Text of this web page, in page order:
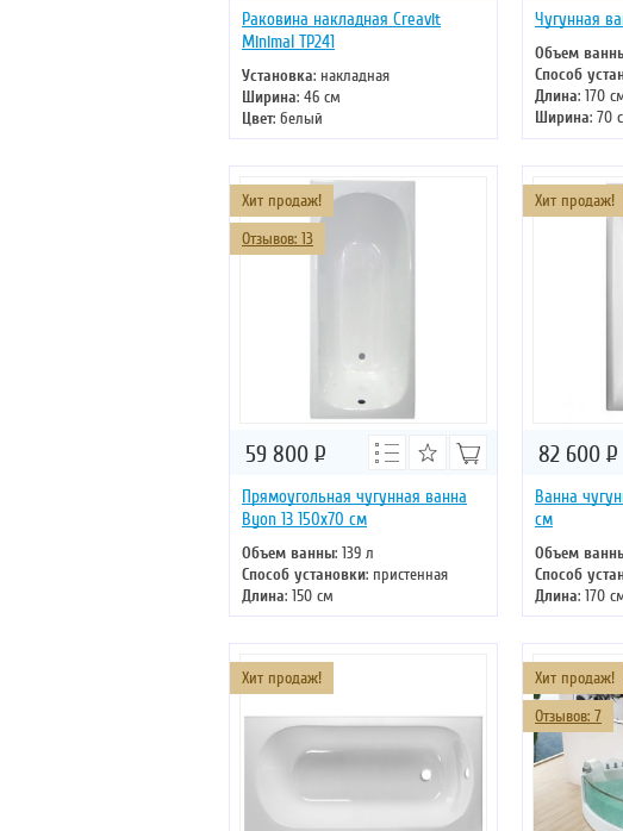
Раковина накладная Creavit
Minimal TP241
Установка: накладная
Ширина: 46 см
Цвет: белый
Форма: круглая
Материал: санфаянс
Чугунная
Объем
Способ
Длина: 170
Ширина: 70
Цвет: белый
Хит продаж!
Отзывов: 13
Прямоугольная чугунная ванна
Byon 13 150x70 см
Объем ванны: 139 л
Способ установки: пристенная
Длина: 150 см
Ширина: 70 см
Цвет: белый
Форма: прямоугольная
59 800 Р
Хит продаж!
Ванна
см
Объем
Способ
Длина: 170
Ширина: 70
Цвет: белый
Форма:
82 600 Р
Хит продаж!
Хит продаж!
Отзывов: 7